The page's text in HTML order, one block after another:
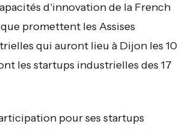
d'innovation de la French
que promettent les Assises
qui auront lieu à Dijon les 10
les startups industrielles des 17
pour ses startups